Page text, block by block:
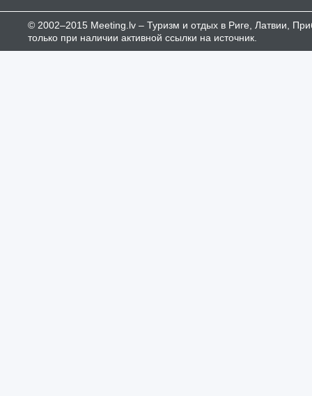
© 2002–2015 Meeting.lv – Туризм и отдых в Риге, Латвии,
только при наличии активной ссылки на источник.